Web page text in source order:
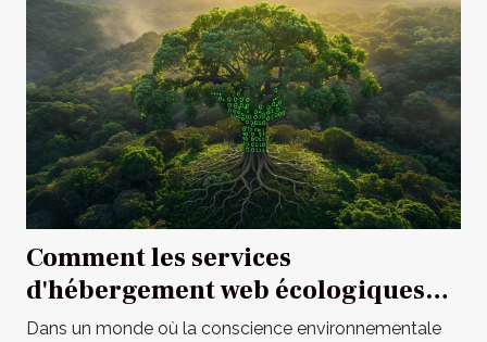
Comment les services
d'hébergement web écologiques
contribuent à un internet durable
Dans un monde où la conscience environnementale